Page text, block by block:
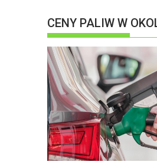
CENY PALIW W